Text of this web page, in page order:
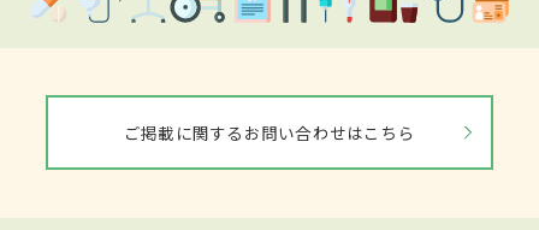
ご掲載に関するお問い合わせはこちら